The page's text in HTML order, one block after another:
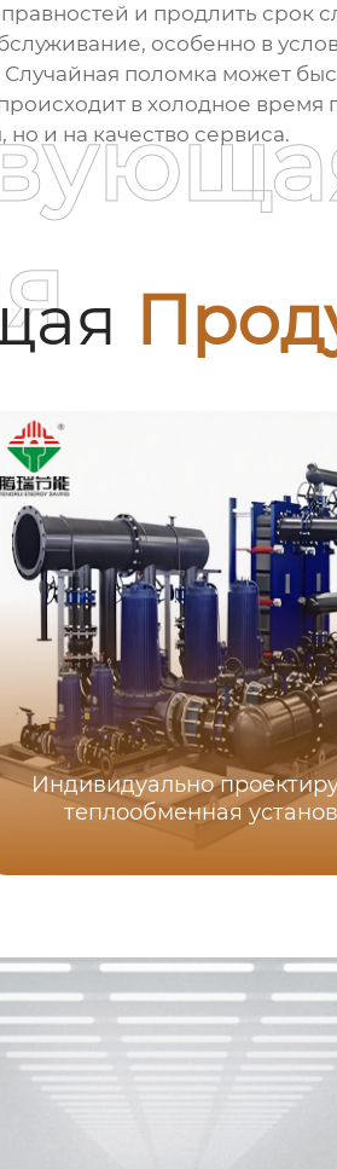
и продлить
особенно в
поломка может
в холодное время
и на качество сервиса.
Индивидуально
теплообменная